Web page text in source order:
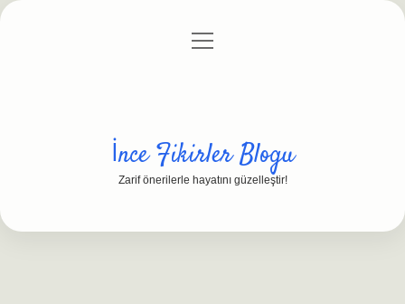
Gizlilik Politikası
menüyü
İnce Fikirler Blogu
Zarif önerilerle hayatını güzelleştir!